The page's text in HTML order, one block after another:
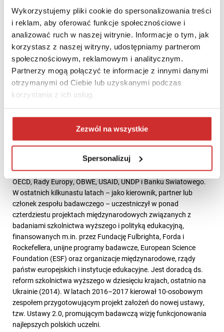
Wykorzystujemy pliki cookie do spersonalizowania treści
i reklam, aby oferować funkcje społecznościowe i
analizować ruch w naszej witrynie. Informacje o tym, jak
korzystasz z naszej witryny, udostępniamy partnerom
społecznościowym, reklamowym i analitycznym.
Partnerzy mogą połączyć te informacje z innymi danymi
otrzymanymi od Ciebie lub uzyskanymi podczas
korzystania z ich usług.
Zezwól na wszystkie
Spersonalizuj
Prof. dr hab. Marek Kwiek (moderator)
Dyrektor Centrum Studiów nad Polityką Publiczną, Uniwersytet
im. A. Mickiewicza w Poznaniu
Profesor nauk humanistycznych, nauczyciel akademicki
się w badaniach szkolnictwa wyższego i polityce publicznej. Od
2018 r. członkiem Europejskiej Akademii Nauk i Sztuk Pięknych.
Od 2002 od 2012 kierownik Katedry UNESCO Badań
Instytucjonalnych i Polityki Szkolnictwa Wyższego.
Międzynarodowy doradca i ekspert w sprawach polityki
edukacyjnej i polityki naukowej, m.in. dla Komisji Europejskiej,
OECD, Rady Europy, OBWE, USAID, UNDP i Banku Światowego.
W ostatnich kilkunastu latach – jako kierownik, partner lub
członek zespołu badawczego – uczestniczył w ponad
czterdziestu projektach międzynarodowych związanych z
badaniami szkolnictwa wyższego i polityką edukacyjną,
finansowanych m.in. przez Fundację Fulbrighta, Forda i
Rockefellera, unijne programy badawcze, European Science
Foundation (ESF) oraz organizacje międzynarodowe, rządy
państw europejskich i instytucje edukacyjne. Jest doradcą ds.
reform szkolnictwa wyższego w dziesięciu krajach, ostatnio na
Ukrainie (2014). W latach 2016–2017 kierował 10-osobowym
zespołem przygotowującym projekt założeń do nowej ustawy,
tzw. Ustawy 2.0, promującym badawczą wizję funkcjonowania
najlepszych polskich uczelni.